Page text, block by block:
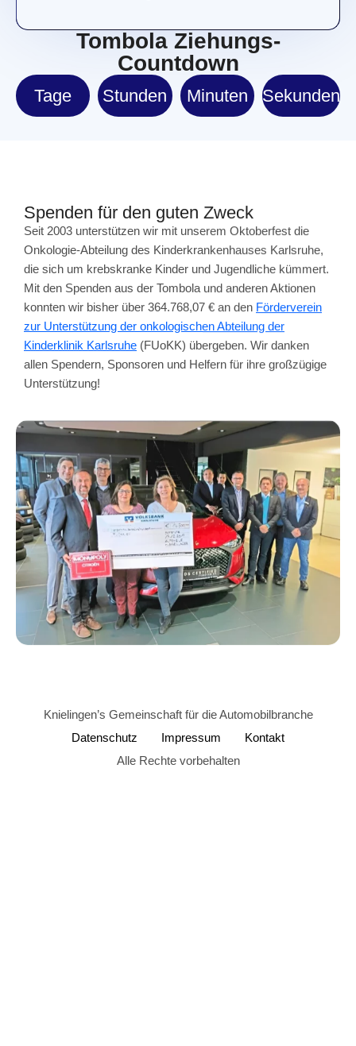
Tombola Ziehungs-
Countdown
Tage Stunden Minuten Sekunden
Spenden für den guten Zweck
Seit 2003 unterstützen wir mit unserem Oktoberfest die
Onkologie-Abteilung des Kinderkrankenhauses Karlsruhe,
die sich um krebskranke Kinder und Jugendliche kümmert.
Mit den Spenden aus der Tombola und anderen Aktionen
konnten wir bisher über 364.768,07 € an den Förderverein
zur Unterstützung der onkologischen Abteilung der
Kinderklinik Karlsruhe (FUoKK) übergeben. Wir danken
allen Spendern, Sponsoren und Helfern für ihre großzügige
Unterstützung!
Knielingen’s Gemeinschaft für die Automobilbranche
Datenschutz
Impressum
Kontakt
Alle Rechte vorbehalten